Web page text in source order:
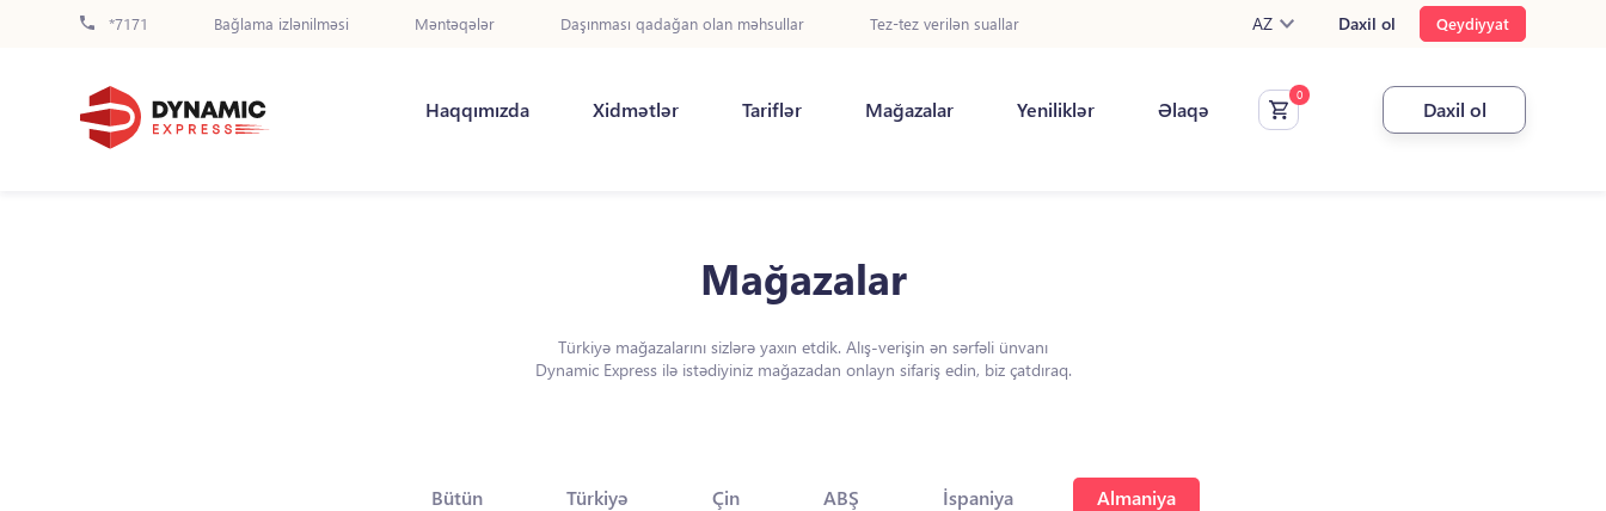
*7171 Bağlama izlənilməsi Məntəqələr Daşınması qadağan olan məhsullar Tez-tez verilən suallar AZ Daxil ol Qeydiyyat
Haqqımızda Xidmətlər Tariflər Mağazalar Yeniliklər Əlaqə Daxil ol
Mağazalar
Türkiyə mağazalarını sizlərə yaxın etdik. Alış-verişin ən sərfəli ünvanı
Dynamic Express ilə istədiyiniz mağazadan onlayn sifariş edin, biz çatdıraq.
Bütün Türkiyə Çin ABŞ İspaniya Almaniya